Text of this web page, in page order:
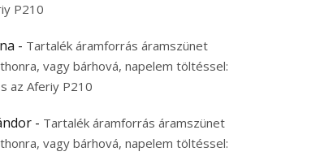
P210
- Tartalék áramforrás áramszünet
vagy bárhová, napelem töltéssel:
az Aferiy P210
- Tartalék áramforrás áramszünet
vagy bárhová, napelem töltéssel: